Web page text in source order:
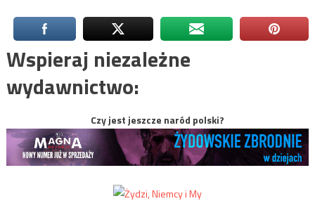
Wspieraj niezależne
wydawnictwo:
Czy jest jeszcze naród polski?